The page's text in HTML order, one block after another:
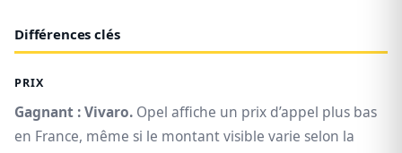
Différences clés
PRIX
Gagnant : Vivaro. Opel affiche un prix d’appel plus bas
en France, même si le montant visible varie selon la